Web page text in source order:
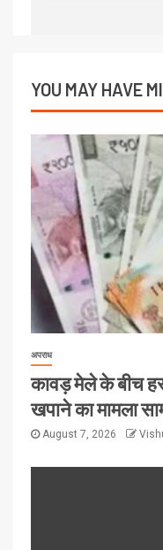
YOU MAY HAVE
अपराध
कावड़ मेले के बीच
खपाने का मामला
August 7, 2026